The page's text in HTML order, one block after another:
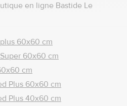
en ligne Bastide Le
60x60 cm
60x60 cm
cm
Plus 60x60 cm
Plus 40x60 cm